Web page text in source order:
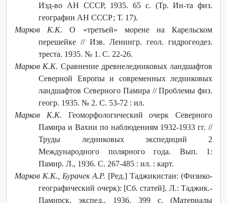
Изд-во АН СССР, 1935. 65 с. (Тр. Ин-та физ.
географии АН СССР; Т. 17).
Марков К.К. О «третьей» морене на Карельском
перешейке // Изв. Ленингр. геол. гидрогеодез.
треста. 1935. № 1. С. 22-26.
Марков К.К. Сравнение древнеледниковых ландшафтов
Северной Европы и современных ледниковых
ландшафтов Северного Памира // Проблемы физ.
геогр. 1935. № 2. С. 53-72 : ил.
Марков К.К. Геоморфологический очерк Северного
Памира и Вахии по наблюдениям 1932-1933 гг. //
Труды ледниковых экспедиций 2
Международного полярного года. Вып. 1:
Памир. Л., 1936. С. 267-485 : ил. : карт.
Марков К.К., Бурачек А.Р. [Ред.] Таджикистан: (Физико-
географический очерк): [Сб. статей]. Л.: Таджик.-
Памирск. экспед., 1936. 399 с. (Материалы